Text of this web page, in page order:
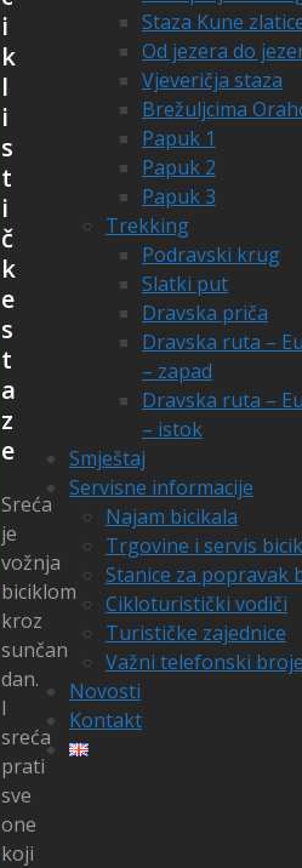
Staza Kune
Od jezera do
Vjeveričja staza
Brežuljcima
Papuk 1
Papuk 2
Papuk 3
Trekking
Podravski krug
Slatki put
Dravska priča
Dravska ruta –
– zapad
Dravska ruta –
– istok
Smještaj
Servisne informacije
Najam bicikala
Trgovine i servis
Stanice za popravak
Cikloturistički vodiči
Turističke zajednice
Važni telefonski
Novosti
Kontakt
i
k
l
i
s
t
i
č
k
e
s
t
a
z
e
Sreća
je
vožnja
biciklom
kroz
sunčan
dan.
I
sreća
prati
sve
one
koji